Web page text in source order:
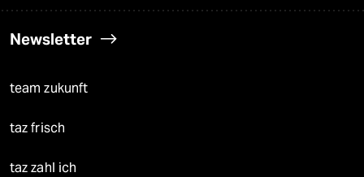
Newsletter
team zukunft
taz frisch
taz zahl ich